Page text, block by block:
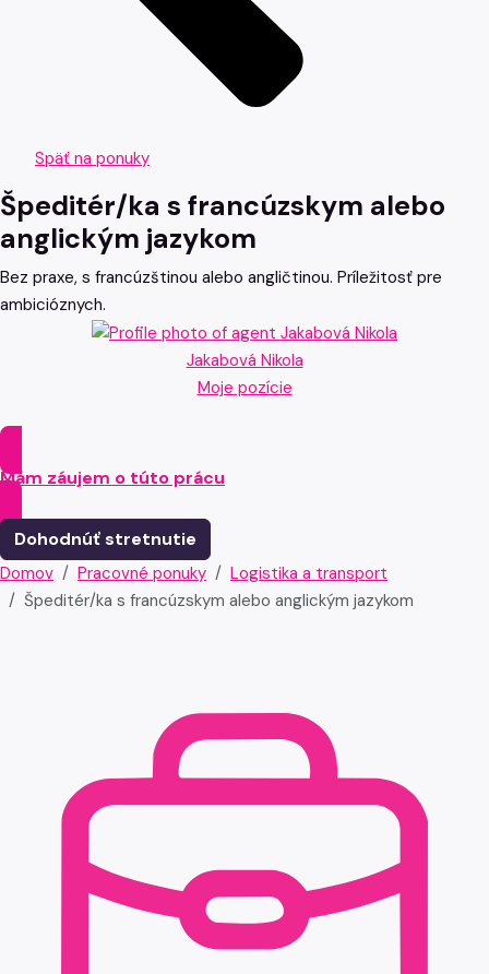
Späť na ponuky
Špeditér/ka s francúzskym alebo
anglickým jazykom
Bez praxe, s francúzštinou alebo angličtinou. Príležitosť pre
ambicióznych.
Jakabová Nikola
Moje pozície
Mám záujem o túto prácu
Dohodnúť stretnutie
Domov Pracovné ponuky
Logistika a transport
Špeditér/ka s francúzskym alebo anglickým jazykom